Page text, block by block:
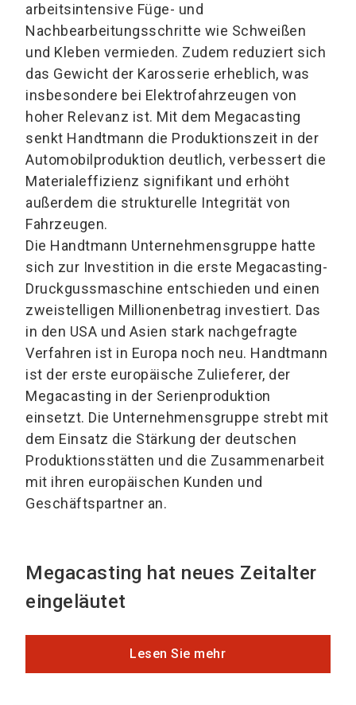
arbeitsintensive Füge- und
Nachbearbeitungsschritte wie Schweißen
und Kleben vermieden. Zudem reduziert sich
das Gewicht der Karosserie erheblich, was
insbesondere bei Elektrofahrzeugen von
hoher Relevanz ist. Mit dem Megacasting
senkt Handtmann die Produktionszeit in der
Automobilproduktion deutlich, verbessert die
Materialeffizienz signifikant und erhöht
außerdem die strukturelle Integrität von
Fahrzeugen.
Die Handtmann Unternehmensgruppe hatte
sich zur Investition in die erste Megacasting-
Druckgussmaschine entschieden und einen
zweistelligen Millionenbetrag investiert. Das
in den USA und Asien stark nachgefragte
Verfahren ist in Europa noch neu. Handtmann
ist der erste europäische Zulieferer, der
Megacasting in der Serienproduktion
einsetzt. Die Unternehmensgruppe strebt mit
dem Einsatz die Stärkung der deutschen
Produktionsstätten und die Zusammenarbeit
mit ihren europäischen Kunden und
Geschäftspartner an.
Megacasting hat neues Zeitalter
eingeläutet
Lesen Sie mehr